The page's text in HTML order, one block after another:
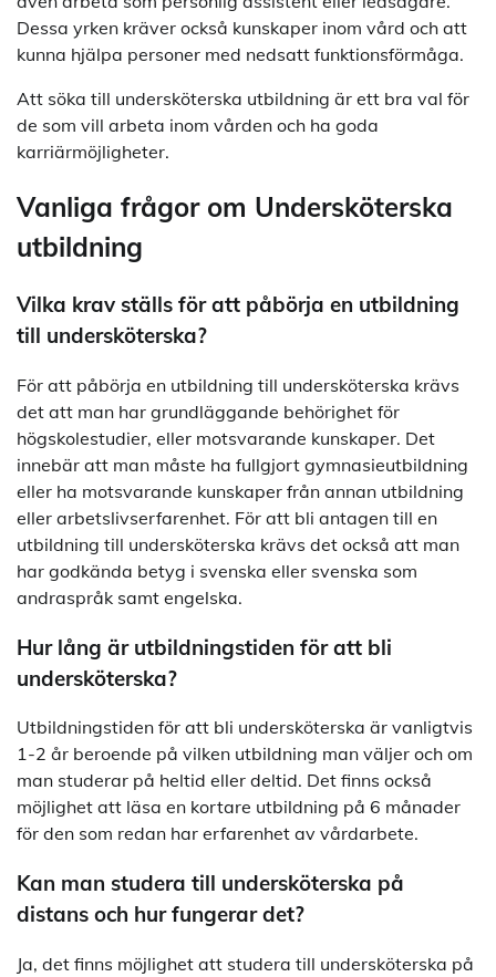
Dessa yrken kräver också kunskaper inom vård och att
kunna hjälpa personer med nedsatt funktionsförmåga.
Att söka till undersköterska utbildning är ett bra val för
de som vill arbeta inom vården och ha goda
karriärmöjligheter.
Vanliga frågor om Undersköterska
utbildning
Vilka krav ställs för att påbörja en utbildning
till undersköterska?
För att påbörja en utbildning till undersköterska krävs
det att man har grundläggande behörighet för
högskolestudier, eller motsvarande kunskaper. Det
innebär att man måste ha fullgjort gymnasieutbildning
eller ha motsvarande kunskaper från annan utbildning
eller arbetslivserfarenhet. För att bli antagen till en
utbildning till undersköterska krävs det också att man
har godkända betyg i svenska eller svenska som
andraspråk samt engelska.
Hur lång är utbildningstiden för att bli
undersköterska?
Utbildningstiden för att bli undersköterska är vanligtvis
1-2 år beroende på vilken utbildning man väljer och om
man studerar på heltid eller deltid. Det finns också
möjlighet att läsa en kortare utbildning på 6 månader
för den som redan har erfarenhet av vårdarbete.
Kan man studera till undersköterska på
distans och hur fungerar det?
Ja, det finns möjlighet att studera till undersköterska på